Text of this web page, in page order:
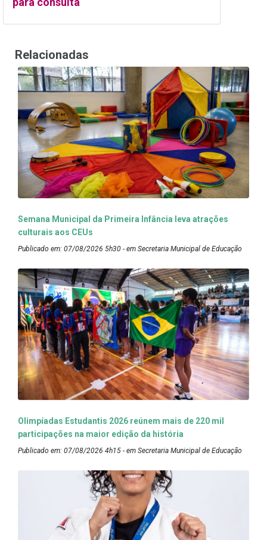
Relacionadas
Semana Municipal da Primeira Infância leva atrações
culturais aos CEUs
Publicado em: 07/08/2026 5h30 - em Secretaria Municipal de Educação
Olimpíadas Estudantis 2026 reúnem mais de 220 mil
participações na maior edição da história
Publicado em: 07/08/2026 4h15 - em Secretaria Municipal de Educação